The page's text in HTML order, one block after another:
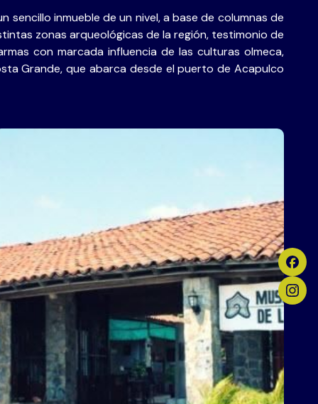
sencillo inmueble de un nivel, a base de columnas de
zonas arqueológicas de la región, testimonio de
con marcada influencia de las culturas olmeca,
Grande, que abarca desde el puerto de Acapulco